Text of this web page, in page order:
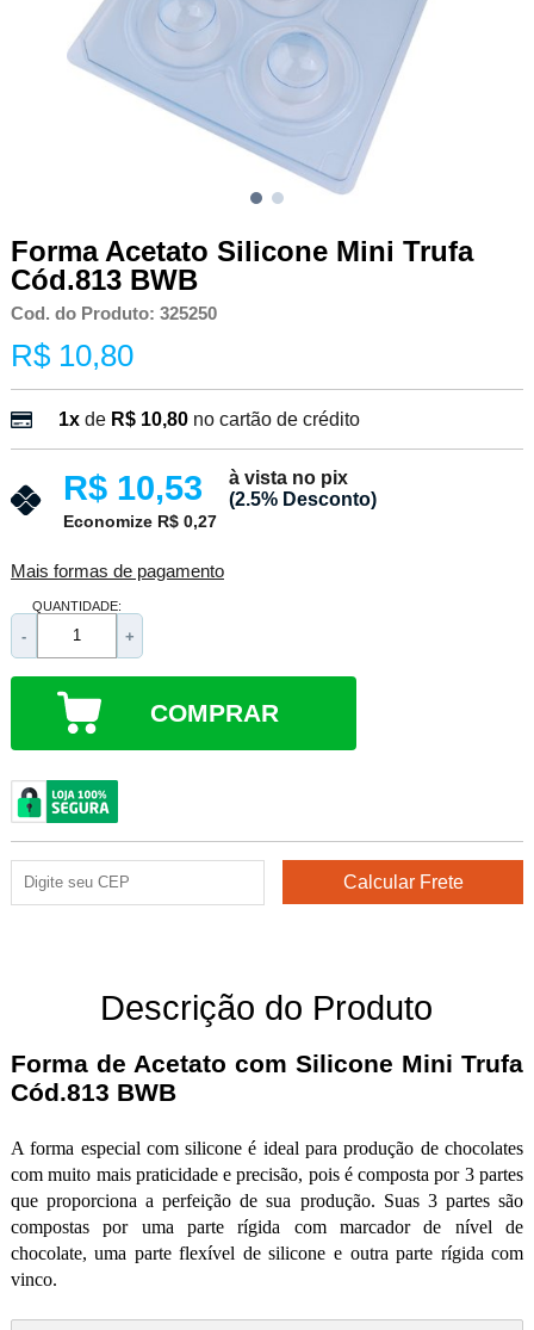
Forma Acetato Silicone Mini Trufa
Cód.813 BWB
Cod. do Produto: 325250
R$ 10,80
1xde R$ 10,80 no cartão de crédito
R$ 10,53
à vista no pix
(2.5% Desconto)
Economize R$ 0,27
Mais formas de pagamento
QUANTIDADE:
- +
COMPRAR
Descrição do Produto
Forma de Acetato com Silicone Mini Trufa
Cód.813 BWB
A forma especial com silicone é ideal para produção de chocolates
com muito mais praticidade e precisão, pois é composta por 3 partes
que proporciona a perfeição de sua produção. Suas 3 partes são
compostas por uma parte rígida com marcador de nível de
chocolate, uma parte flexível de silicone e outra parte rígida com
vinco.